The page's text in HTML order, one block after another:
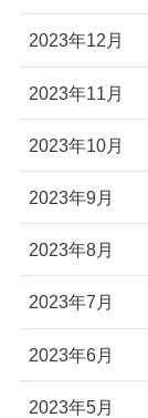
2023年12月
2023年11月
2023年10月
2023年9月
2023年8月
2023年7月
2023年6月
2023年5月